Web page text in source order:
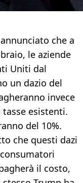
che a
le aziende
Uniti dal
un dazio del
invece
esistenti.
del 10%.
che questi dazi
il costo,